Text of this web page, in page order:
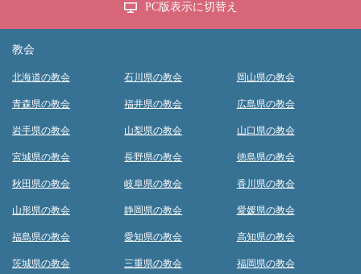
PC版表示に切替え
教会
北海道の教会
青森県の教会
岩手県の教会
宮城県の教会
秋田県の教会
山形県の教会
福島県の教会
茨城県の教会
石川県の教会
福井県の教会
山梨県の教会
長野県の教会
岐阜県の教会
静岡県の教会
愛知県の教会
三重県の教会
岡山県の教会
広島県の教会
山口県の教会
徳島県の教会
香川県の教会
愛媛県の教会
高知県の教会
福岡県の教会